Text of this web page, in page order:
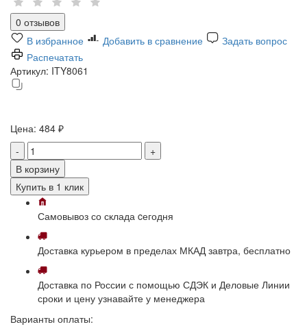
0 отзывов
В избранное
Добавить в сравнение
Задать вопрос
Распечатать
Артикул: ITY8061
Цена: 484 ₽
-
+
В корзину
Купить в 1 клик
Самовывоз со склада cегодня
Доставка курьером в пределах МКАД завтра, бесплатно
Доставка по России с помощью СДЭК и Деловые Линии
сроки и цену узнавайте у менеджера
Варианты оплаты: